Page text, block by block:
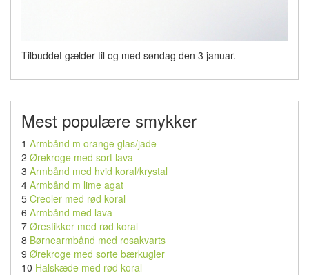
Tilbuddet gælder til og med søndag den 3 januar.
Mest populære smykker
1 Armbånd m orange glas/jade
2 Ørekroge med sort lava
3 Armbånd med hvid koral/krystal
4 Armbånd m lime agat
5 Creoler med rød koral
6 Armbånd med lava
7 Ørestikker med rød koral
8 Børnearmbånd med rosakvarts
9 Ørekroge med sorte bærkugler
10 Halskæde med rød koral